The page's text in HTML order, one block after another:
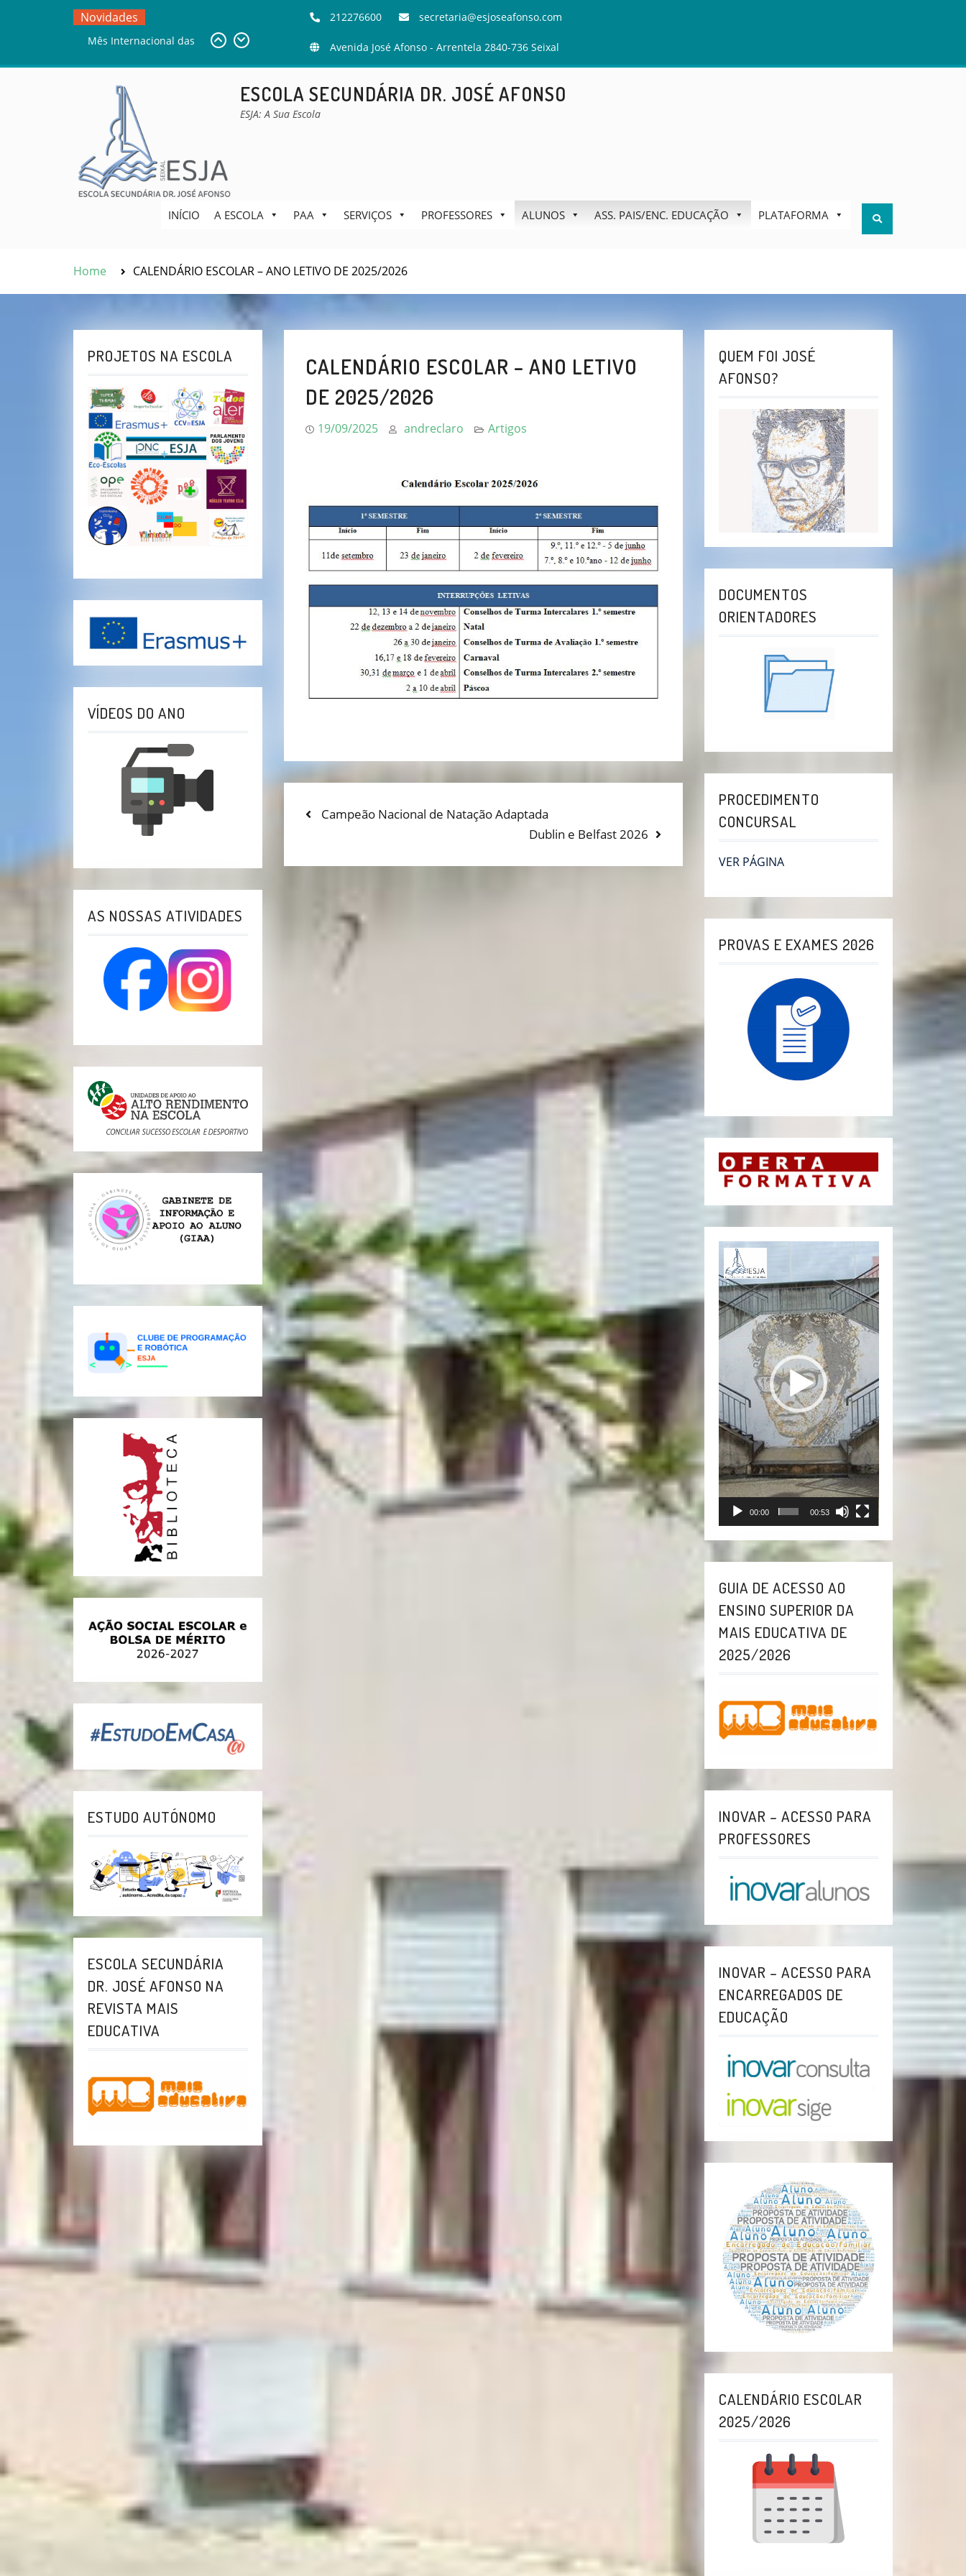
Novidades
DESAFIO BEBRAS
Bibliotecas Escolares –
212276600 secretaria@esjoseafonso.com
Avenida José Afonso - Arrentela 2840-736 Seixal
ESCOLA SECUNDÁRIA DR. JOSÉ AFONSO
ESJA: A Sua Escola
INÍCIO A ESCOLA PAA SERVIÇOS PROFESSORES ALUNOS ASS. PAIS/ENC. EDUCAÇÃO PLATAFORMA Search
Home CALENDÁRIO ESCOLAR – ANO LETIVO DE 2025/2026
CALENDÁRIO ESCOLAR – ANO LETIVO
DE 2025/2026
19/09/2025 andreclaro Artigos
NAVEGAÇÃO
ARTIGOS
Previous
Campeão Nacional de Natação Adaptada
Next
Dublin e Belfast 2026
QUEM FOI JOSÉ
AFONSO?
DOCUMENTOS
ORIENTADORES
PROCEDIMENTO
CONCURSAL
VER PÁGINA
PROVAS E EXAMES 2026
Reprodutor
de
vídeo
00:00 00:53
GUIA DE ACESSO AO
ENSINO SUPERIOR DA
MAIS EDUCATIVA DE
2025/2026
INOVAR – ACESSO PARA
PROFESSORES
INOVAR – ACESSO PARA
ENCARREGADOS DE
EDUCAÇÃO
CALENDÁRIO ESCOLAR
2025/2026
PROJETOS NA ESCOLA
VÍDEOS DO ANO
AS NOSSAS ATIVIDADES
ESTUDO AUTÓNOMO
ESCOLA SECUNDÁRIA
DR. JOSÉ AFONSO NA
REVISTA MAIS
EDUCATIVA